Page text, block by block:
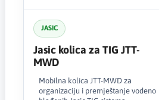
JASIC
Jasic kolica za TIG JTT-
MWD
Mobilna kolica JTT-MWD za
organizaciju i premještanje vodeno